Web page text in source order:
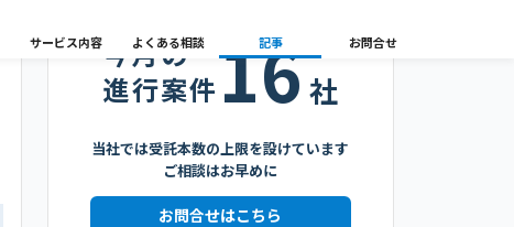
サービス内容 よくある相談 記事 お問合せ
今月の
進行案件16社
当社では受託本数の上限を設けています
ご相談はお早めに
お問合せはこちら